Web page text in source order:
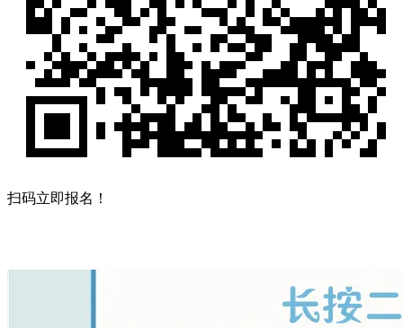
扫码立即报名！